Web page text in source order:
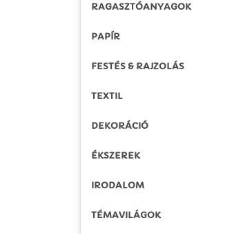
RAGASZTÓANYAGOK
PAPÍR
FESTÉS & RAJZOLÁS
TEXTIL
DEKORÁCIÓ
ÉKSZEREK
IRODALOM
TÉMAVILÁGOK